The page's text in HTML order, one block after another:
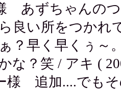
あずちゃんの
良い所をつかれ
？早く早くぅ～
な？笑 / アキ (
様 追加....でもそ